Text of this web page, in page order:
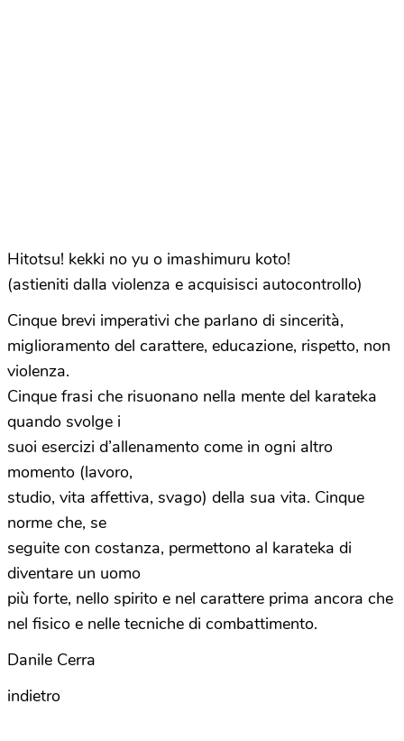
Hitotsu! kekki no yu o imashimuru koto!
(astieniti dalla violenza e acquisisci autocontrollo)
Cinque brevi imperativi che parlano di sincerità,
miglioramento del carattere, educazione, rispetto, non
violenza.
Cinque frasi che risuonano nella mente del karateka
quando svolge i
suoi esercizi d’allenamento come in ogni altro
momento (lavoro,
studio, vita affettiva, svago) della sua vita. Cinque
norme che, se
seguite con costanza, permettono al karateka di
diventare un uomo
più forte, nello spirito e nel carattere prima ancora che
nel fisico e nelle tecniche di combattimento.
Danile Cerra
indietro